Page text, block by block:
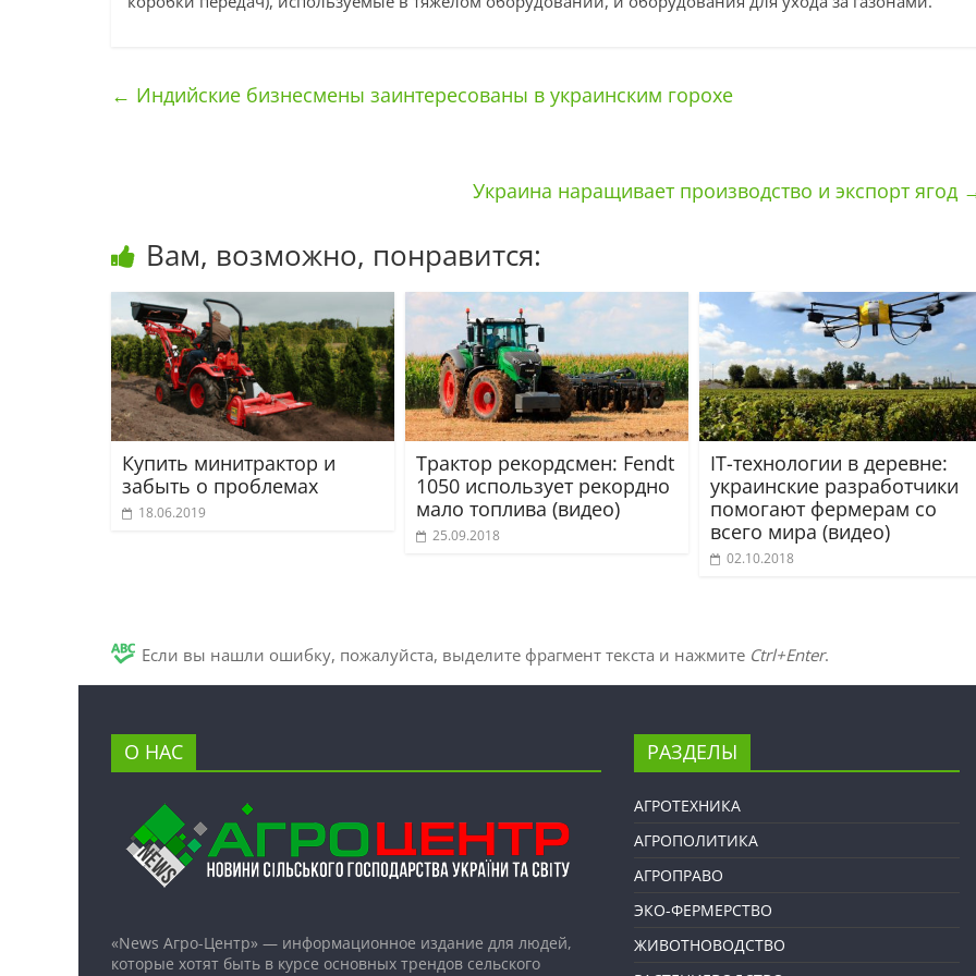
← Индийские бизнесмены заинтересованы в украинским горохе
Украина наращивает производство и экспорт ягод
Вам, возможно, понравится:
Купить минитрактор и
забыть о проблемах
18.06.2019
Трактор рекордсмен: Fendt
1050 использует рекордно
мало топлива (видео)
25.09.2018
IT-технологии в деревне:
украинские разработчики
помогают фермерам со
всего мира (видео)
02.10.2018
Если вы нашли ошибку, пожалуйста, выделите фрагмент текста и нажмите Ctrl+Enter.
О НАС
«News Агро-Центр» — информационное издание для людей,
которые хотят быть в курсе основных трендов сельского
РАЗДЕЛЫ
АГРОТЕХНИКА
АГРОПОЛИТИКА
АГРОПРАВО
ЭКО-ФЕРМЕРСТВО
ЖИВОТНОВОДСТВО